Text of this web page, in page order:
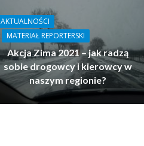
AKTUALNOŚCI
MATERIAŁ REPORTERSKI
Akcja Zima 2021 – jak radzą
sobie drogowcy i kierowcy w
naszym regionie?